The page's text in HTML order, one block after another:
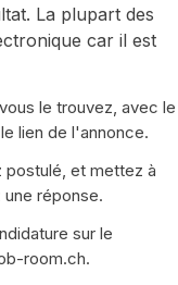
La plupart des
car il est
le trouvez, avec le
lien de l'annonce.
postulé, et mettez à
réponse.
sur le
room.ch.